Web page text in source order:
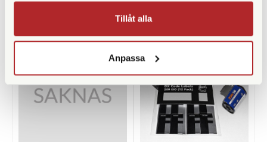
Tillåt alla
Anpassa